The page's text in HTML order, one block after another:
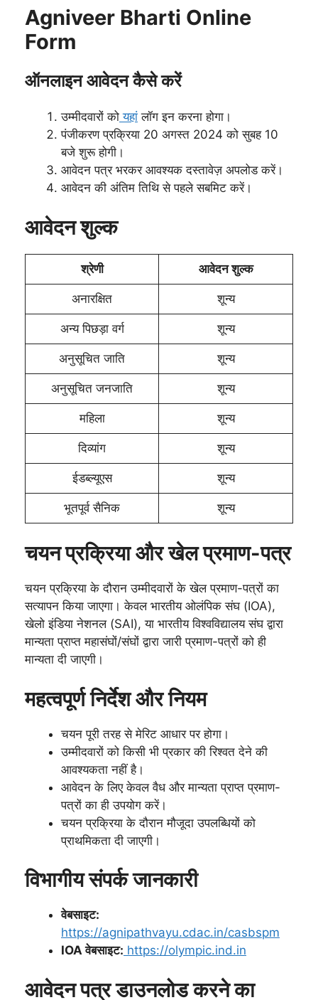
Agniveer Bharti Online
Form
ऑनलाइन आवेदन कैसे करें
उम्मीदवारों को यहां लॉग इन करना होगा।
पंजीकरण प्रक्रिया 20 अगस्त 2024 को सुबह 10
बजे शुरू होगी।
आवेदन पत्र भरकर आवश्यक दस्तावेज़ अपलोड करें।
आवेदन की अंतिम तिथि से पहले सबमिट करें।
आवेदन शुल्क
श्रेणी आवेदन शुल्क
अनारक्षित शून्य
अन्य पिछड़ा वर्ग शून्य
अनुसूचित जाति शून्य
अनुसूचित जनजाति शून्य
महिला शून्य
दिव्यांग शून्य
ईडब्ल्यूएस शून्य
भूतपूर्व सैनिक शून्य
चयन प्रक्रिया और खेल प्रमाण-पत्र
चयन प्रक्रिया के दौरान उम्मीदवारों के खेल प्रमाण-पत्रों का
सत्यापन किया जाएगा। केवल भारतीय ओलंपिक संघ (IOA),
खेलो इंडिया नेशनल (SAI), या भारतीय विश्वविद्यालय संघ द्वारा
मान्यता प्राप्त महासंघों/संघों द्वारा जारी प्रमाण-पत्रों को ही
मान्यता दी जाएगी।
महत्वपूर्ण निर्देश और नियम
चयन पूरी तरह से मेरिट आधार पर होगा।
उम्मीदवारों को किसी भी प्रकार की रिश्वत देने की
आवश्यकता नहीं है।
आवेदन के लिए केवल वैध और मान्यता प्राप्त प्रमाण-
पत्रों का ही उपयोग करें।
चयन प्रक्रिया के दौरान मौजूदा उपलब्धियों को
प्राथमिकता दी जाएगी।
विभागीय संपर्क जानकारी
वेबसाइट:
https://agnipathvayu.cdac.in/casbspm
IOA वेबसाइट: https://olympic.ind.in
आवेदन पत्र डाउनलोड करने का